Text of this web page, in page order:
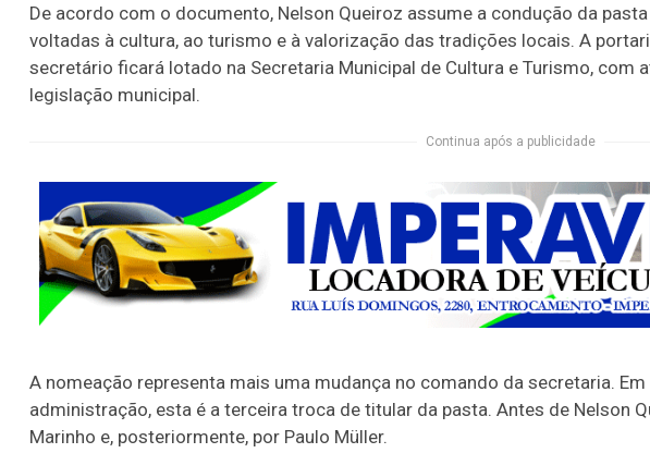
De acordo com o documento, Nelson Queiroz assume a condução da
voltadas à cultura, ao turismo e à valorização das tradições locais. A
secretário ficará lotado na Secretaria Municipal de Cultura e Turismo, com
legislação municipal.
Continua após a publicidade
A nomeação representa mais uma mudança no comando da secretaria.
administração, esta é a terceira troca de titular da pasta. Antes de Nelson
Marinho e, posteriormente, por Paulo Müller.